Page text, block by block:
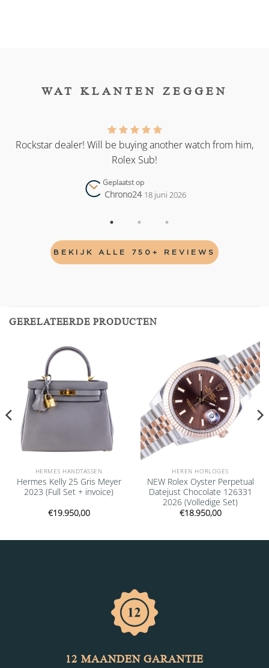
WAT KLANTEN ZEGGEN
Rockstar dealer! Will be buying another watch from him,
Rolex Sub!
Geplaatst op
Chrono24 18 juni 2026
BEKIJK ALLE 750+ REVIEWS
GERELATEERDE PRODUCTEN
HERMES HANDTASSEN
Hermes Kelly 25 Gris Meyer
2023 (Full Set + invoice)
€19.950,00
Add to
wishlist
HEREN HORLOGES
NEW Rolex Oyster Perpetual
Datejust Chocolate 126331
2026 (Volledige Set)
€18.950,00
12 MAANDEN GARANTIE